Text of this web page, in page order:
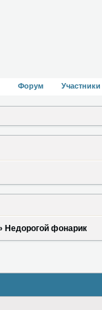
Форум Участники
Недорогой фонарик